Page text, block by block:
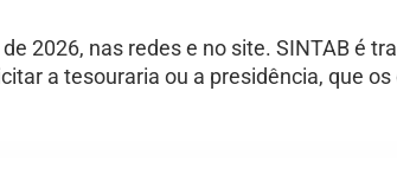
2026, nas redes e no site. SINTAB é
a tesouraria ou a presidência, que os